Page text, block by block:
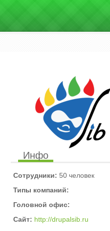
Инфо
Сотрудники: 50 человек
Типы компаний:
Головной офис:
Сайт: http://drupalsib.ru